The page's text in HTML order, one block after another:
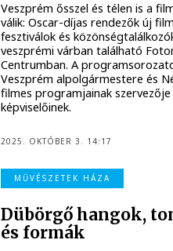
Veszprém ősszel és télen is a
válik: Oscar-díjas rendezők új
fesztiválok és
veszprémi várban található
Centrumban. A
Veszprém alpolgármestere és
filmes programjainak
képviselőinek.
2025. OKTÓBER 3. 14:17
MŰVÉSZETEK HÁZA
Dübörgő hangok,
és formák